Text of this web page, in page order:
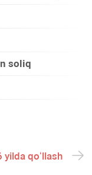
soliq
qoʻllash